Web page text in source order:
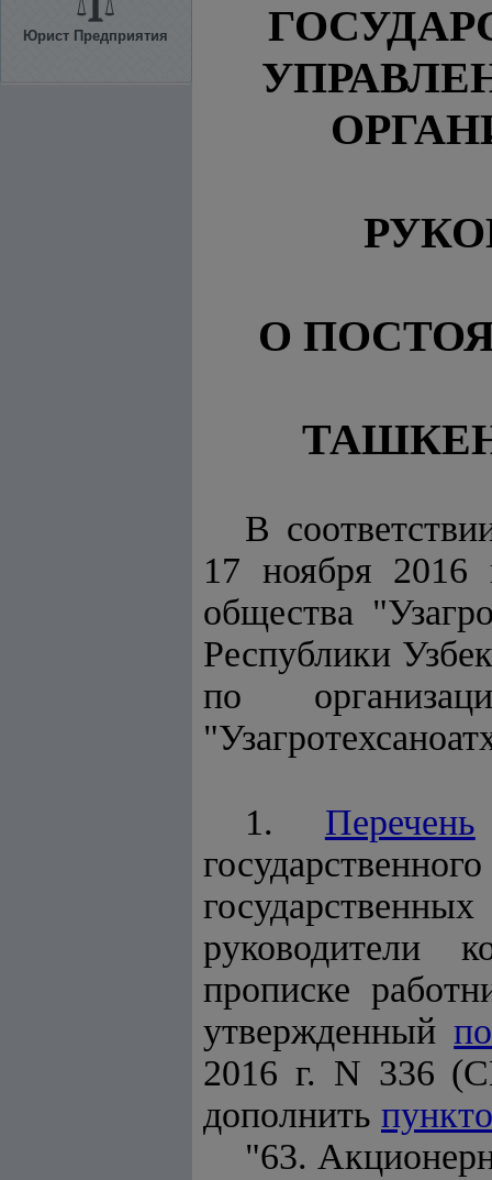
Юрист Предприятия
О
В
17 ноября 2016
общества
Республики
по
1. Перечень
руководители
прописке
утвержденный
2016 г. N 336
дополнить
"63.